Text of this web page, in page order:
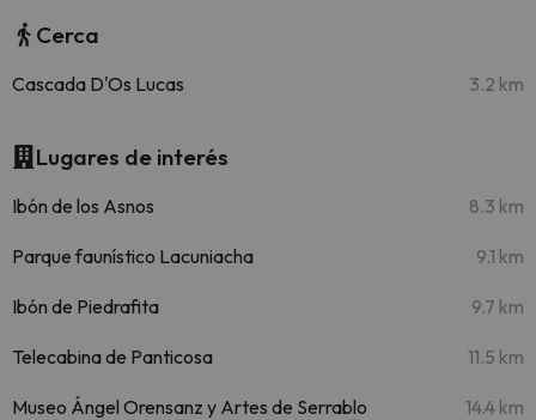
Cerca
Cascada D'Os Lucas 3.2 km
Lugares de interés
Ibón de los Asnos 8.3 km
Parque faunístico Lacuniacha 9.1 km
Ibón de Piedrafita 9.7 km
Telecabina de Panticosa 11.5 km
Museo Ángel Orensanz y Artes de Serrablo 14.4 km